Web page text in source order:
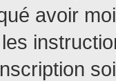
avoir